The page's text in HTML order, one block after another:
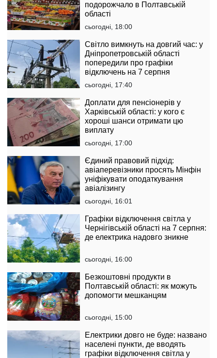
подорожчало в Полтавській
області
сьогодні, 18:00
Світло вимкнуть на довгий час: у
Дніпропетровській області
попередили про графіки
відключень на 7 серпня
сьогодні, 17:40
Доплати для пенсіонерів у
Харківській області: у кого є
хороші шанси отримати цю
виплату
сьогодні, 17:00
Єдиний правовий підхід:
авіаперевізники просять Мінфін
уніфікувати оподаткування
авіалізингу
сьогодні, 16:01
Графіки відключення світла у
Чернігівській області на 7 серпня:
де електрика надовго зникне
сьогодні, 16:00
Безкоштовні продукти в
Полтавській області: як можуть
допомогти мешканцям
сьогодні, 15:00
Електрики довго не буде: названо
населені пункти, де вводять
графіки відключення світла у